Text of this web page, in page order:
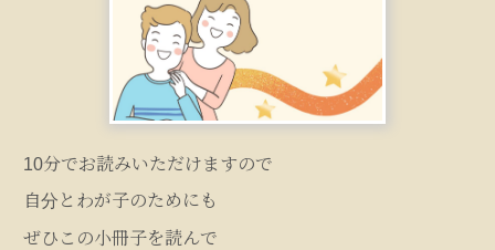
10分でお読みいただけますので
自分とわが子のためにも
ぜひこの小冊子を読んで